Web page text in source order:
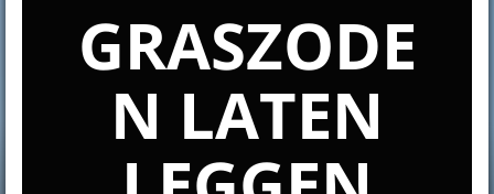
GRASZODE
N LATEN